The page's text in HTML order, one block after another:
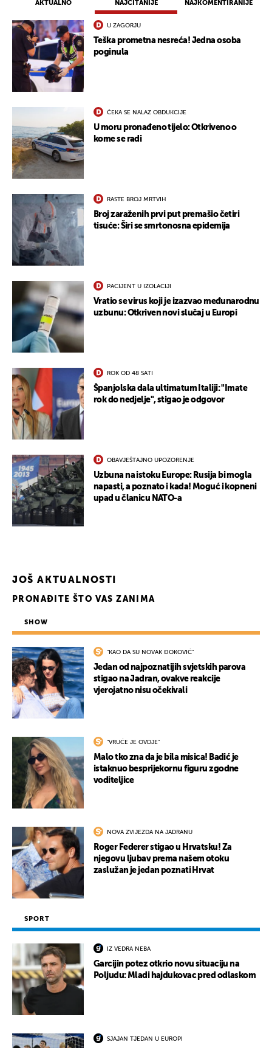
AKTUALNO NAJČITANIJE NAJKOMENTIRANIJE
U ZAGORJU
Teška prometna nesreća! Jedna osoba
poginula
ČEKA SE NALAZ OBDUKCIJE
U moru pronađeno tijelo: Otkriveno o
kome se radi
RASTE BROJ MRTVIH
Broj zaraženih prvi put premašio četiri
tisuće: Širi se smrtonosna epidemija
PACIJENT U IZOLACIJI
Vratio se virus koji je izazvao međunarodnu
uzbunu: Otkriven novi slučaj u Europi
ROK OD 48 SATI
Španjolska dala ultimatum Italiji: "Imate
rok do nedjelje", stigao je odgovor
OBAVJEŠTAJNO UPOZORENJE
Uzbuna na istoku Europe: Rusija bi mogla
napasti, a poznato i kada! Moguć i kopneni
upad u članicu NATO-a
JOŠ AKTUALNOSTI
PRONAĐITE ŠTO VAS ZANIMA
SHOW
"KAO DA SU NOVAK ĐOKOVIĆ"
Jedan od najpoznatijih svjetskih parova
stigao na Jadran, ovakve reakcije
vjerojatno nisu očekivali
"VRUĆE JE OVDJE"
Malo tko zna da je bila misica! Badić je
istaknuo besprijekornu figuru zgodne
voditeljice
NOVA ZVIJEZDA NA JADRANU
Roger Federer stigao u Hrvatsku! Za
njegovu ljubav prema našem otoku
zaslužan je jedan poznati Hrvat
SPORT
IZ VEDRA NEBA
Garcijin potez otkrio novu situaciju na
Poljudu: Mladi hajdukovac pred odlaskom
SJAJAN TJEDAN U EUROPI